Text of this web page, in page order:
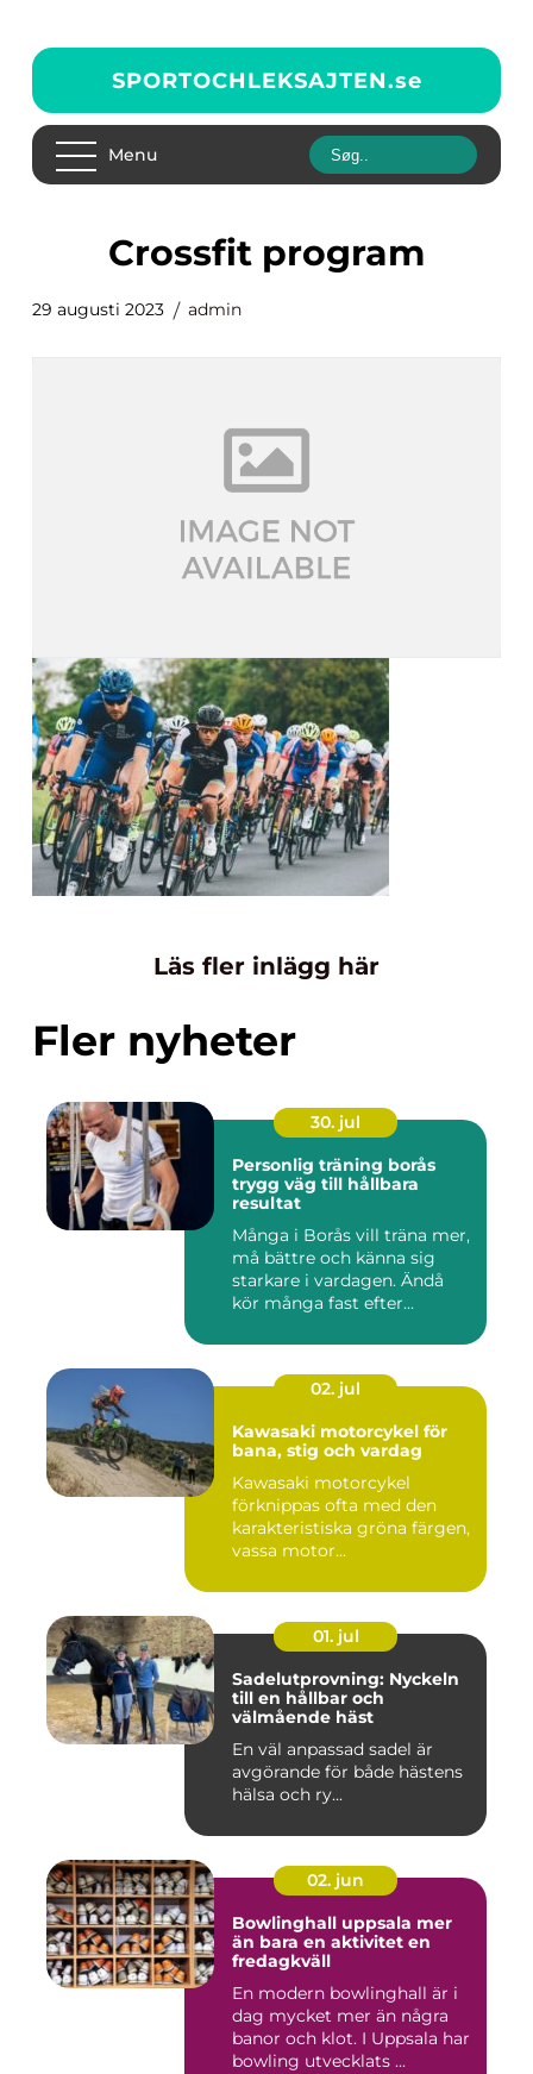
SPORTOCHLEKSAJTEN.se
Menu
crossfit program
29 augusti 2023 admin
Läs fler inlägg här
Fler nyheter
30. jul
Personlig träning borås
trygg väg till hållbara
resultat
Många i Borås vill träna mer,
må bättre och känna sig
starkare i vardagen. Ändå
kör många fast efter...
02. jul
Kawasaki motorcykel för
bana, stig och vardag
Kawasaki motorcykel
förknippas ofta med den
karakteristiska gröna färgen,
vassa motor...
01. jul
Sadelutprovning: Nyckeln
till en hållbar och
välmående häst
En väl anpassad sadel är
avgörande för både hästens
hälsa och ry...
02. jun
Bowlinghall uppsala mer
än bara en aktivitet en
fredagkväll
En modern bowlinghall är i
dag mycket mer än några
banor och klot. I Uppsala har
bowling utvecklats ...